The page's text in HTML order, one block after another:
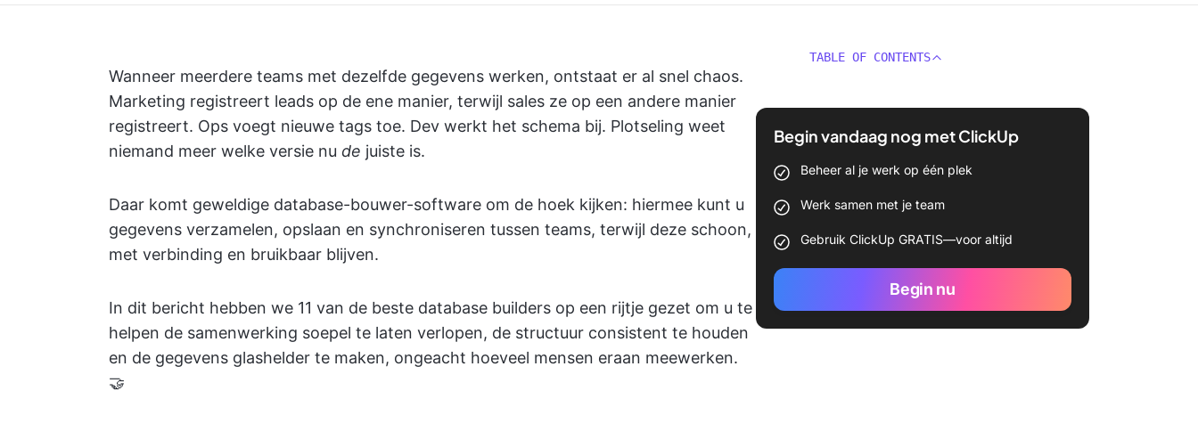
Wanneer meerdere teams met dezelfde gegevens werken, ontstaat er al snel chaos.
Marketing registreert leads op de ene manier, terwijl sales ze op een andere manier
registreert. Ops voegt nieuwe tags toe. Dev werkt het schema bij. Plotseling weet
niemand meer welke versie nu de juiste is.
Daar komt geweldige database-bouwer-software om de hoek kijken: hiermee kunt u
gegevens verzamelen, opslaan en synchroniseren tussen teams, terwijl deze schoon,
met verbinding en bruikbaar blijven.
In dit bericht hebben we 11 van de beste database builders op een rijtje gezet om u te
helpen de samenwerking soepel te laten verlopen, de structuur consistent te houden
en de gegevens glashelder te maken, ongeacht hoeveel mensen eraan meewerken.
🤝
TABLE OF CONTENTS
Begin vandaag nog met ClickUp
Beheer al je werk op één plek
Werk samen met je team
Gebruik ClickUp GRATIS—voor altijd
Begin nu